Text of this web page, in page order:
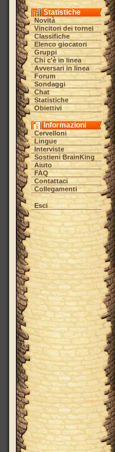
Statistiche
Novità
Vincitori dei tornei
Classifiche
Elenco giocatori
Gruppi
Chi c'è in linea
Avversari in linea
Forum
Sondaggi
Chat
Statistiche
Obiettivi
Informazioni
Cervelloni
Lingue
Interviste
Sostieni BrainKing
Aiuto
FAQ
Contattaci
Collegamenti
Esci